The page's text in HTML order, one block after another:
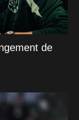
de